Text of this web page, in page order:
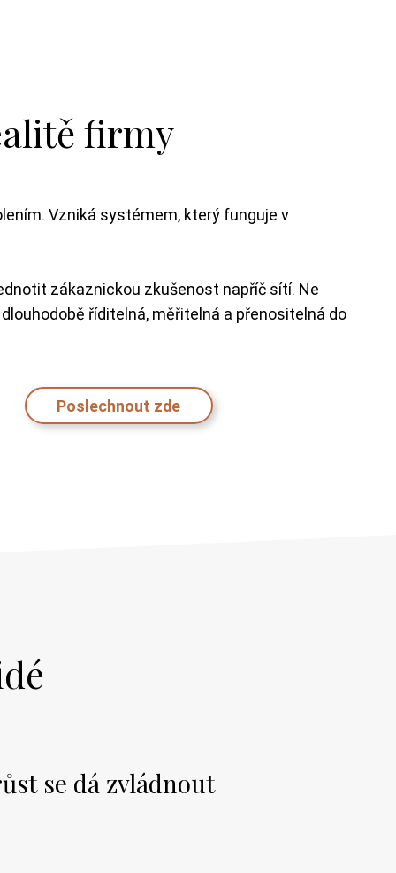
firmy
Vzniká systémem, který funguje v
zákaznickou zkušenost napříč sítí. Ne
říditelná, měřitelná a přenositelná do
se dá zvládnout